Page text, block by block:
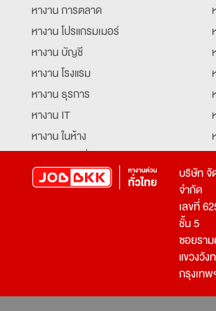
หางาน การตลาด
หางาน โปรแกรมเมอร์
หางาน บัญชี
หางาน โรงแรม
หางาน ธุรการ
หางาน IT
หางาน ในห้าง
หางาน ท่องเที่ยว
หางาน จัดซื้อ
หางาน เจ้าหน้าที่รักษาความปลอดภัย
บริษัท จั
จำกัด
เลขที่
ชั้น 5
ซอยรา
แขวงวัง
กรุงเท